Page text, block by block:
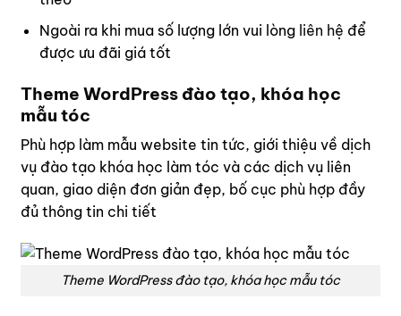
Ngoài ra khi mua số lượng lớn vui lòng liên hệ để
được ưu đãi giá tốt
Theme WordPress đào tạo, khóa học
mẫu tóc
Phù hợp làm mẫu website tin tức, giới thiệu về dịch
vụ đào tạo khóa học làm tóc và các dịch vụ liên
quan, giao diện đơn giản đẹp, bố cục phù hợp đầy
đủ thông tin chi tiết
Theme WordPress đào tạo, khóa học mẫu tóc